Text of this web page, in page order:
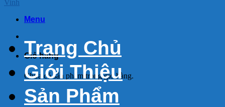
Menu
Giỏ hàng
Chưa có sản phẩm trong giỏ hàng.
Trang Chủ
Giới Thiệu
Sản Phẩm